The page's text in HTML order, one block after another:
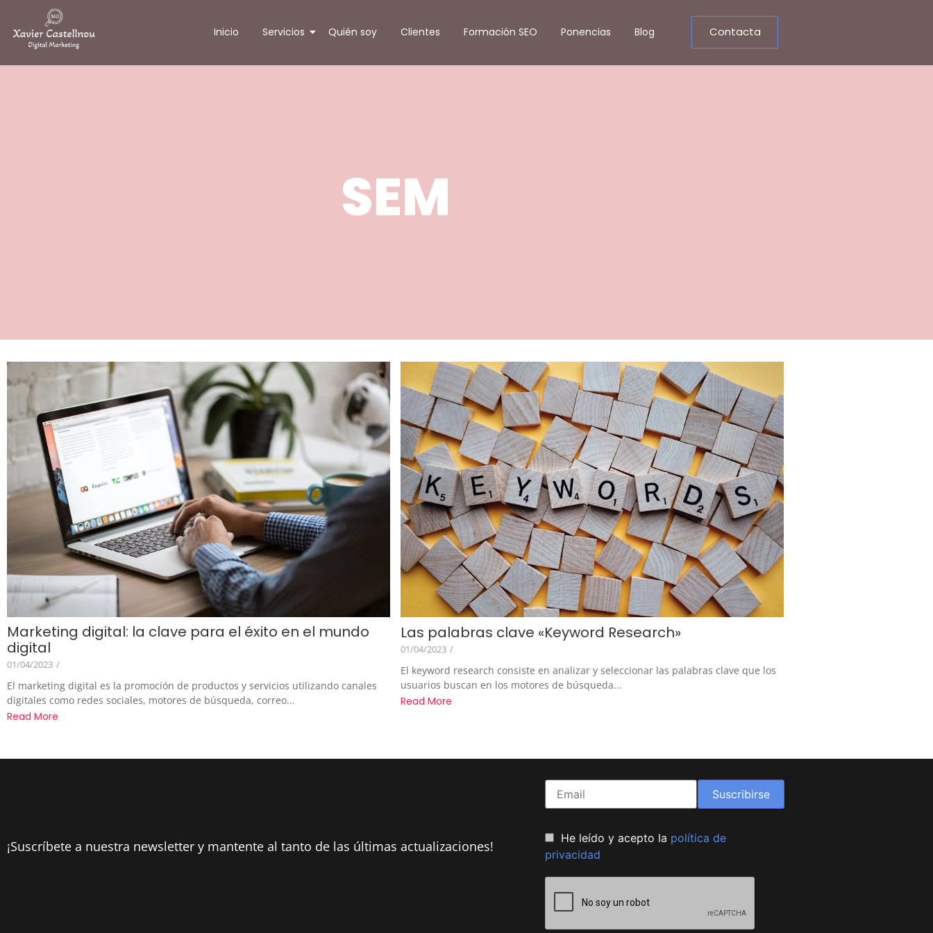
Inicio Servicios Quién soy Clientes Formación SEO Ponencias Blog Contacta
SEM
Marketing digital: la clave para el éxito en el mundo
digital
01/04/2023 /
El marketing digital es la promoción de productos y servicios utilizando canales
digitales como redes sociales, motores de búsqueda, correo...
Read More
Las palabras clave «Keyword Research»
01/04/2023 /
El keyword research consiste en analizar y seleccionar las palabras clave que los
usuarios buscan en los motores de búsqueda...
Read More
¡Suscríbete a nuestra newsletter y mantente al tanto de las últimas actualizaciones!
Suscribirse
He leído y acepto la política de
privacidad